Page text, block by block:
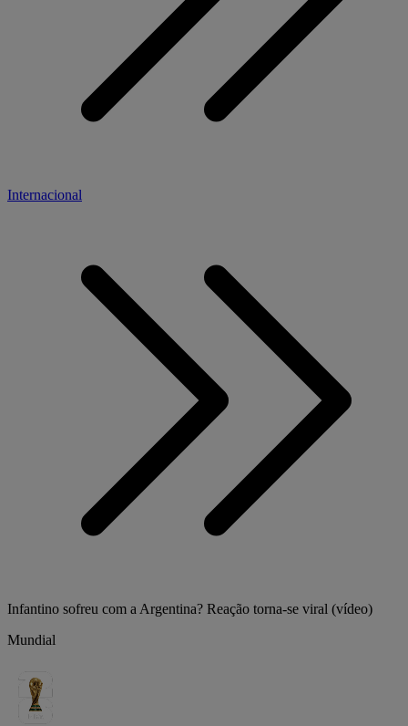
Internacional
Infantino sofreu com a Argentina? Reação torna-se viral (vídeo)
Mundial